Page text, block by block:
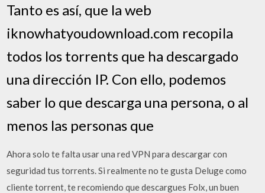
Tanto es así, que la web
iknowhatyoudownload.com recopila
todos los torrents que ha descargado
una dirección IP. Con ello, podemos
saber lo que descarga una persona, o al
menos las personas que
Ahora solo te falta usar una red VPN para descargar con
seguridad tus torrents. Si realmente no te gusta Deluge como
cliente torrent, te recomiendo que descargues Folx, un buen